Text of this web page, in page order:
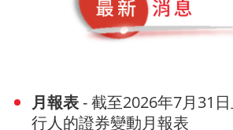
月報表- 截至2026年7月31
行人的證券變動月報表